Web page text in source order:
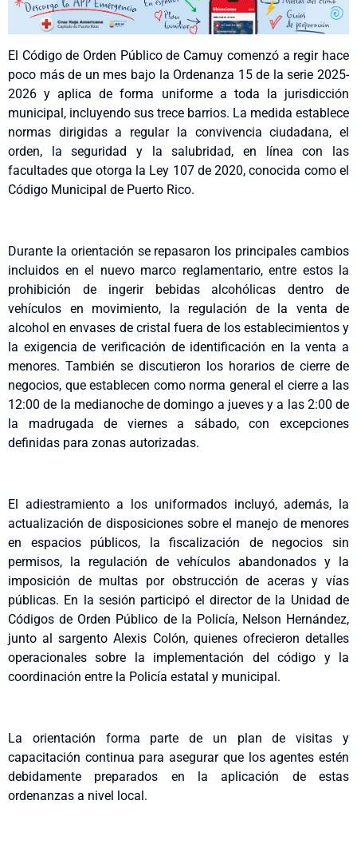
El Código de Orden Público de Camuy comenzó a regir hace
poco más de un mes bajo la Ordenanza 15 de la serie 2025-
2026 y aplica de forma uniforme a toda la jurisdicción
municipal, incluyendo sus trece barrios. La medida establece
normas dirigidas a regular la convivencia ciudadana, el
orden, la seguridad y la salubridad, en línea con las
facultades que otorga la Ley 107 de 2020, conocida como el
Código Municipal de Puerto Rico.
Durante la orientación se repasaron los principales cambios
incluidos en el nuevo marco reglamentario, entre estos la
prohibición de ingerir bebidas alcohólicas dentro de
vehículos en movimiento, la regulación de la venta de
alcohol en envases de cristal fuera de los establecimientos y
la exigencia de verificación de identificación en la venta a
menores. También se discutieron los horarios de cierre de
negocios, que establecen como norma general el cierre a las
12:00 de la medianoche de domingo a jueves y a las 2:00 de
la madrugada de viernes a sábado, con excepciones
definidas para zonas autorizadas.
El adiestramiento a los uniformados incluyó, además, la
actualización de disposiciones sobre el manejo de menores
en espacios públicos, la fiscalización de negocios sin
permisos, la regulación de vehículos abandonados y la
imposición de multas por obstrucción de aceras y vías
públicas. En la sesión participó el director de la Unidad de
Códigos de Orden Público de la Policía, Nelson Hernández,
junto al sargento Alexis Colón, quienes ofrecieron detalles
operacionales sobre la implementación del código y la
coordinación entre la Policía estatal y municipal.
La orientación forma parte de un plan de visitas y
capacitación continua para asegurar que los agentes estén
debidamente preparados en la aplicación de estas
ordenanzas a nivel local.